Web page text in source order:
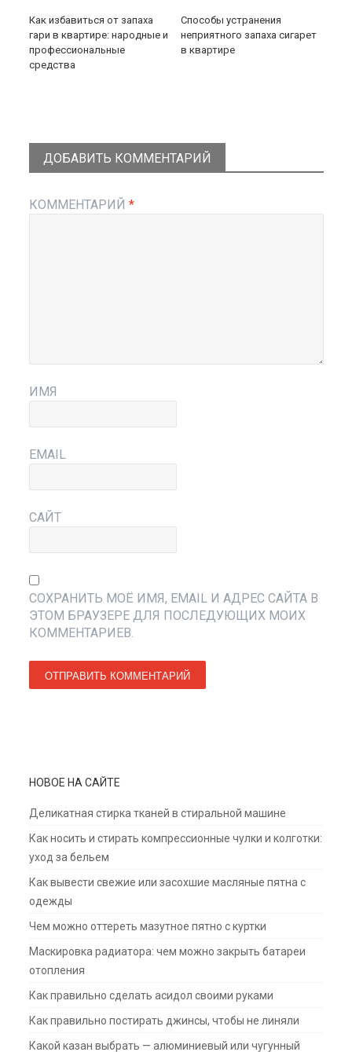
Как избавиться от запаха
гари в квартире: народные и
профессиональные
средства
Способы устранения
неприятного запаха сигарет
в квартире
ДОБАВИТЬ КОММЕНТАРИЙ
КОММЕНТАРИЙ*
ИМЯ
EMAIL
САЙТ
СОХРАНИТЬ МОЁ ИМЯ, EMAIL И АДРЕС САЙТА В
ЭТОМ БРАУЗЕРЕ ДЛЯ ПОСЛЕДУЮЩИХ МОИХ
КОММЕНТАРИЕВ.
НОВОЕ НА САЙТЕ
Деликатная стирка тканей в стиральной машине
Как носить и стирать компрессионные чулки и колготки:
уход за бельем
Как вывести свежие или засохшие масляные пятна с
одежды
Чем можно оттереть мазутное пятно с куртки
Маскировка радиатора: чем можно закрыть батареи
отопления
Как правильно сделать асидол своими руками
Как правильно постирать джинсы, чтобы не линяли
Какой казан выбрать — алюминиевый или чугунный